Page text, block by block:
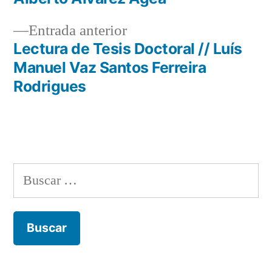
entradas
Entrada anteriorEntrada
anterior:
Lectura de Tesis Doctoral // Luís
Manuel Vaz Santos Ferreira
Rodrigues
Buscar: